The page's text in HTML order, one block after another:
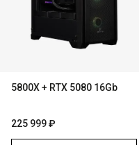
5800X + RTX 5080 16Gb
225 999 ₽